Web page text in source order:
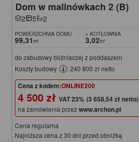
Dom w malinówkach 2 (B)
2 5 2
POWIERZCHNIA DOMU
99,31m²
+ KOTŁOWNIA
3,02m²
do zabudowy bliźniaczej z poddaszem
Koszty budowy
: 240 800 zł netto
Cena z kodem:ONLINE200
4 500 zł (3 658,54 zł netto)
na zamówienia przezwww.archon.pl
Cena regularna
Najniższa cena z 30 dni przed obniżką